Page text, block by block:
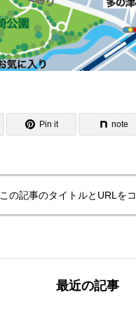
Pin it note
この記事のタイトルとURLを
最近の記事